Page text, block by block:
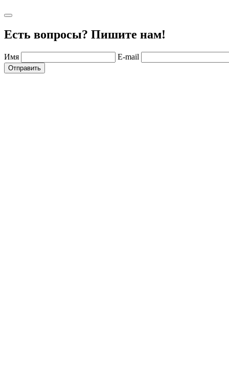
Есть вопросы? Пишите нам!
Имя E-mail